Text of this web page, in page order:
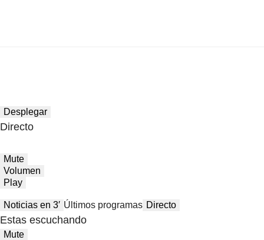
Desplegar
Directo
Mute
Volumen
Play
Noticias en 3′ Últimos programas Directo
Estas escuchando
Mute